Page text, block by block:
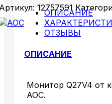
12757591
ОПИСАНИЕ
ОТЗЫВЫ
ОПИСАНИЕ
Монитор Q27V4 от
AOC.